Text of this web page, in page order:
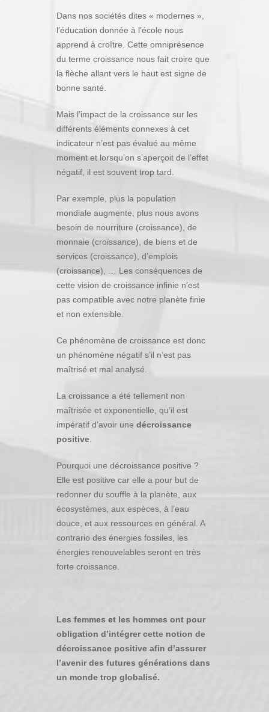
Dans nos sociétés dites « modernes »,
l’éducation donnée à l’école nous
apprend à croître. Cette omniprésence
du terme croissance nous fait croire que
la flèche allant vers le haut est signe de
bonne santé.
Mais l’impact de la croissance sur les
différents éléments connexes à cet
indicateur n’est pas évalué au même
moment et lorsqu’on s’aperçoit de l’effet
négatif, il est souvent trop tard.
Par exemple, plus la population
mondiale augmente, plus nous avons
besoin de nourriture (croissance), de
monnaie (croissance), de biens et de
services (croissance), d’emplois
(croissance), … Les conséquences de
cette vision de croissance infinie n’est
pas compatible avec notre planète finie
et non extensible.
Ce phénomène de croissance est donc
un phénomène négatif s’il n’est pas
maîtrisé et mal analysé.
La croissance a été tellement non
maîtrisée et exponentielle, qu’il est
impératif d’avoir une décroissance
positive
Pourquoi une décroissance positive ?
Elle est positive car elle a pour but de
redonner du souffle à la planète, aux
écosystèmes, aux espèces, à l’eau
douce, et aux ressources en général. A
contrario des énergies fossiles, les
énergies renouvelables seront en très
forte croissance.
Les femmes et les hommes ont pour
obligation d’intégrer cette notion de
décroissance positive afin d’assurer
l’avenir des futures générations dans
un monde trop globalisé.